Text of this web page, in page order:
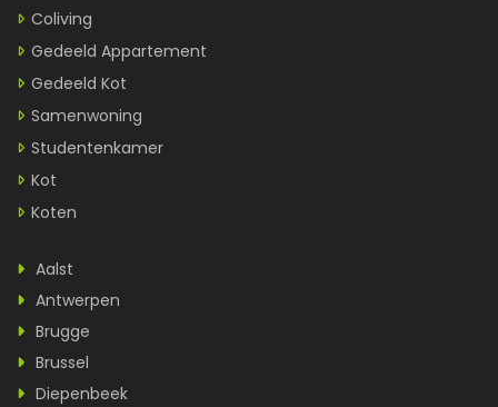
Coliving
Gedeeld Appartement
Gedeeld Kot
Samenwoning
Studentenkamer
Kot
Koten
Aalst
Antwerpen
Brugge
Brussel
Diepenbeek